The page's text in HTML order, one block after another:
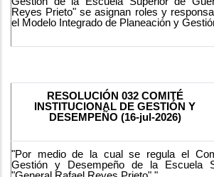
Reyes Prieto" se asignan roles y
el Modelo Integrado de Planeación y
RESOLUCIÓN 032 COMITÉ
INSTITUCIONAL DE GESTIÓN Y
DESEMPEÑO (16-jul-2026)
"Por medio de la cual se regula el
Gestión y Desempeño de la Escuela